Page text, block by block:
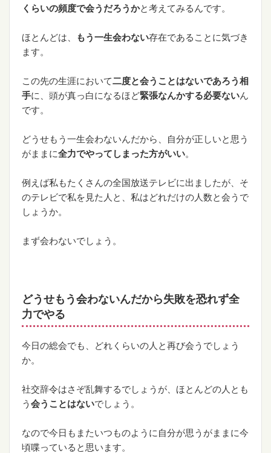
くらいの頻度で会うだろうかと考えてみるんです。
ほとんどは、 もう一生会わない存在であることに気づき
ます。
この先の生涯において二度と会うことはないであろう相
手に、頭が真っ白になるほど緊張なんかする必要ないん
です。
どうせもう一生会わないんだから、自分が正しいと思う
がままに全力でやってしまった方がいい。
例えば私もたくさんの全国放送テレビに出ましたが、そ
のテレビで私を見た人と、私はどれだけの人数と会うで
しょうか。
まず会わないでしょう。
どうせもう会わないんだから失敗を恐れず全
力でやる
今日の総会でも、どれくらいの人と再び会うでしょう
か。
社交辞令はさぞ乱舞するでしょうが、ほとんどの人とも
う 会うことはないでしょう。
なので今日もまたいつものように自分が思うがままに今
頃喋っていると思います。